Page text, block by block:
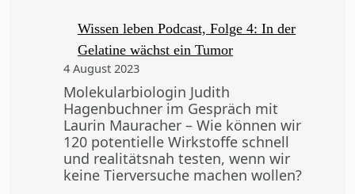
Wissen leben Podcast, Folge 4: In der
Gelatine wächst ein Tumor
4 August 2023
Molekularbiologin Judith
Hagenbuchner im Gespräch mit
Laurin Mauracher – Wie können wir
120 potentielle Wirkstoffe schnell
und realitätsnah testen, wenn wir
keine Tierversuche machen wollen?